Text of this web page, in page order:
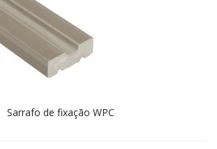
Sarrafo de fixação WPC